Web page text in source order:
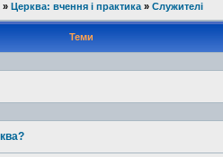
» Церква: вчення і практика » Служителі
Теми